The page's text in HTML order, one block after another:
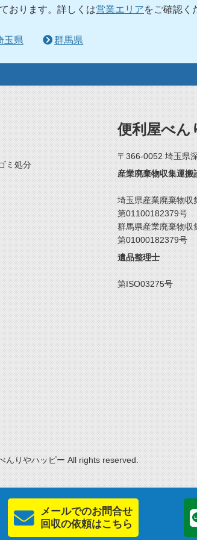
おります。詳しくは営業エリアをご確認く
玉県 群馬県
ミ処分
便利屋べん
〒366-0052 埼玉県
産業廃棄物収集運搬
埼玉県産業廃棄物収
第01100182379号
群馬県産業廃棄物収
第01000182379号
遺品整理士
第ISO03275号
んりやハッピー All rights reserved.
メールでのお問合せ
回収の依頼はこちら